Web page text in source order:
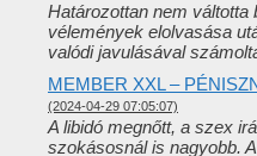
Határozottan nem váltotta
vélemények elolvasása
valódi javulásával
MEMBER XXL –
(2024-04-29 07:05:07)
A libidó megnőtt, a szex
szokásosnál is nagyobb.